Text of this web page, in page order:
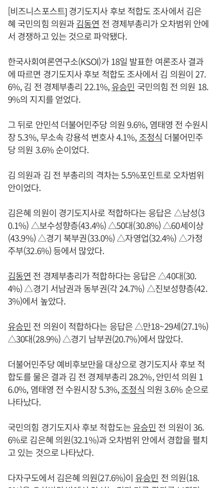
[비즈니스포스트] 경기도지사 후보 적합도 조사에서 김은
혜 국민의힘 의원과김동연 전 경제부총리가 오차범위 안에
서 경쟁하고 있는 것으로 파악됐다.
한국사회여론연구소(KSOI)가 18일 발표한 여론조사 결과
에 따르면 경기도지사 후보 적합도 조사에서 김 의원이 27.
6%, 김 전 경제부총리 22.1%,유승민 국민의힘 전 의원 18.
9%의 지지를 얻었다.
그 뒤로 안민석 더불어민주당 의원 9.6%, 염태영 전 수원시
장 5.3%, 무소속 강용석 변호사 4.1%, 조정식 더불어민주
당 의원 3.6% 순이었다.
김 의원과 김 전 부총리의 격차는 5.5%포인트로 오차범위
안이었다.
김은혜 의원이 경기도지사로 적합하다는 응답은 △남성(3
0.1%) △보수성향층(43.4%) △50대(30.8%) △60세이상
(43.9%) △경기 북부권(33.0%) △자영업(32.4%) △가정
주부(32.6%) 등에서 많았다.
김동연 전 경제부총리가 적합하다는 응답은 △40대(30.
4%) △경기 서남권과 동부권(각 24.7%) △진보성향층(42.
3%)에서 높았다.
유승민 전 의원이 적합하다는 응답은 △만18~29세(27.1%)
△30대(28.9%) △경기 남부권(20.7%)에서 많았다.
더불어민주당 예비후보만을 대상으로 경기도지사 후보 적
합도를 물은 결과 김 전 경제부총리 28.2%, 안민석 의원 1
6.0%, 염태영 전 수원시장 5.3%,조정식 의원 3.6% 순으로
나타났다.
국민의힘 경기도지사 후보 적합도는유승민 전 의원이 36.
6%로 김은혜 의원(32.1%)과 오차범위 안에서 경합을 펼치
고 있는 것으로 나타났다.
다자구도에서 김은혜 의원(27.6%)이 유승민 전 의원(18.